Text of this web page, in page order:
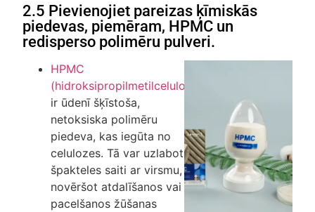
2.5 Pievienojiet pareizas ķīmiskās
piedevas, piemēram, HPMC un
redisperso polimēru pulveri.
HPMC
(hidroksipropilmetilceluloze)
ir ūdenī šķīstoša,
netoksiska polimēru
piedeva, kas iegūta no
celulozes. Tā var uzlabot
špakteles saiti ar virsmu,
novēršot atdalīšanos vai
pacelšanos žūšanas